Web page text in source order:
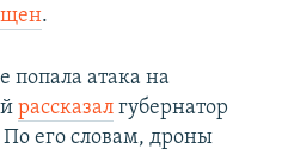
.
попала атака на
рассказал губернатор
его словам, дроны